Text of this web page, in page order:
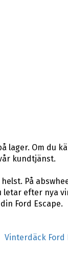
lager. Om du
kundtjänst.
På
efter nya
Ford Escape.
Vinterdäck Ford